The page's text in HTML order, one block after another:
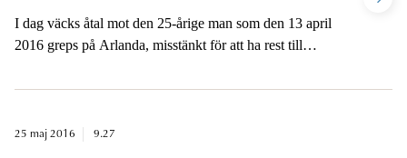
I dag väcks åtal mot den 25-årige man som den 13 april
2016 greps på Arlanda, misstänkt för att ha rest till
organisationen Jabhat al-Nusra, i avsikt att begå
25 maj 2016 9.27